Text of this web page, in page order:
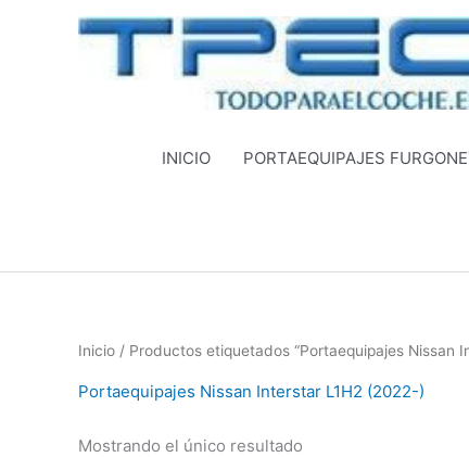
INICIO PORTAEQUIPAJES
Inicio / Productos etiquetados “Portaequipajes Nissan
Portaequipajes Nissan Interstar L1H2 (2022-)
Mostrando el único resultado